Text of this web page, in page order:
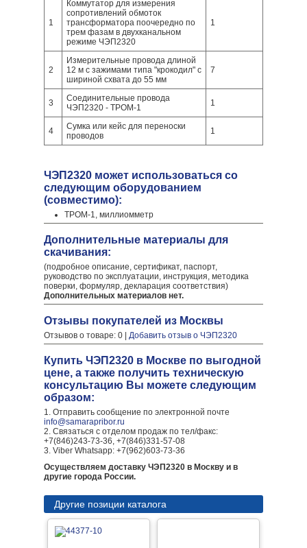
1
Коммутатор для измерения
сопротивлений обмоток
трансформатора поочередно по
трем фазам в двухканальном
режиме ЧЭП2320
1
2
Измерительные провода длиной
12 м с зажимами типа "крокодил" с
шириной схвата до 55 мм
7
3
Соединительные провода
ЧЭП2320 - ТРОМ-1
1
4
Сумка или кейс для переноски
проводов
1
ЧЭП2320 может использоваться со
следующим оборудованием
(совместимо):
ТРОМ-1, миллиомметр
Дополнительные материалы для
скачивания:
(подробное описание, сертификат, паспорт,
руководство по эксплуатации, инструкция, методика
поверки, формуляр, декларация соответствия)
Дополнительных материалов нет.
Отзывы покупателей из Москвы
Отзывов о товаре: 0 | Добавить отзыв о ЧЭП2320
Купить ЧЭП2320 в Москве по выгодной
цене, а также получить техническую
консультацию Вы можете следующим
образом:
1. Отправить сообщение по электронной почте
info@samarapribor.ru
2. Связаться с отделом продаж по тел/факс:
+7(846)243-73-36, +7(846)331-57-08
3. Viber Whatsapp: +7(962)603-73-36
Осуществляем доставку ЧЭП2320 в Москву и в
другие города России.
Другие позиции каталога